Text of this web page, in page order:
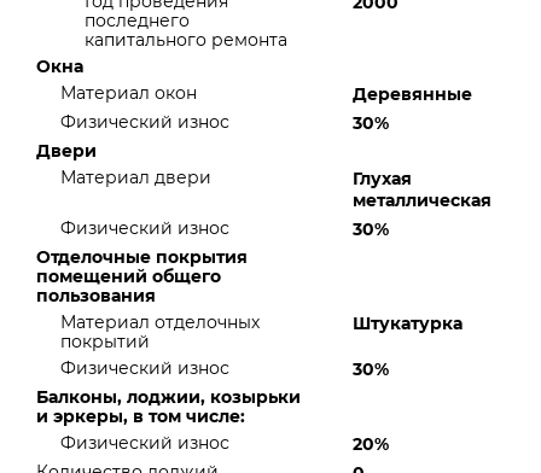
последнего
капитального ремонта
Окна
Материал окон
Деревянные
Физический износ
30%
Двери
Материал двери
Глухая
металлическая
Физический износ
30%
Отделочные покрытия
помещений общего
пользования
Материал отделочных
покрытий
Штукатурка
Физический износ
30%
Балконы, лоджии, козырьки
и эркеры, в том числе:
Физический износ
20%